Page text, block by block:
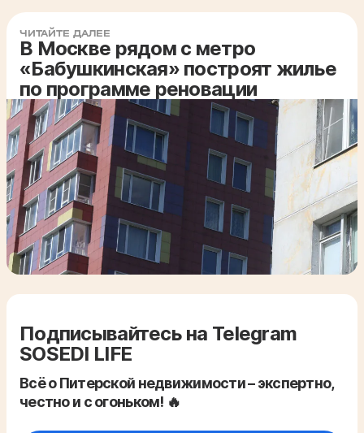
ЧИТАЙТЕ ДАЛЕЕ
В Москве рядом с метро
«Бабушкинская» построят жилье
по программе реновации
Подписывайтесь на Telegram
SOSEDI LIFE
Всё о Питерской недвижимости – экспертно,
честно и с огоньком! 🔥